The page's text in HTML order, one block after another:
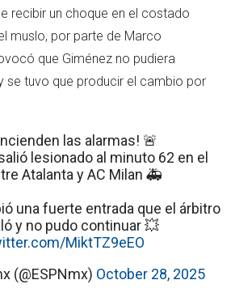
recibir un choque en el costado
muslo, por parte de Marco
que Giménez no pudiera
se tuvo que producir el cambio por
las alarmas! 🚨
lesionado al minuto 62 en el
Atalanta y AC Milan 🚑
una fuerte entrada que el árbitro
y no pudo continuar 💥
MiktTZ9eEO
(@ESPNmx) October 28, 2025